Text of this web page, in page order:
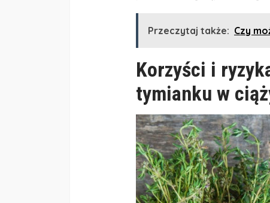
Przeczytaj także: Czy
Korzyści i
tymianku w